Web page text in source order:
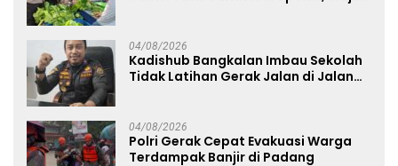
04/08/2026
Kadishub Bangkalan Imbau Sekolah
Tidak Latihan Gerak Jalan di Jalan
04/08/2026
Polri Gerak Cepat Evakuasi Warga
Terdampak Banjir di Padang